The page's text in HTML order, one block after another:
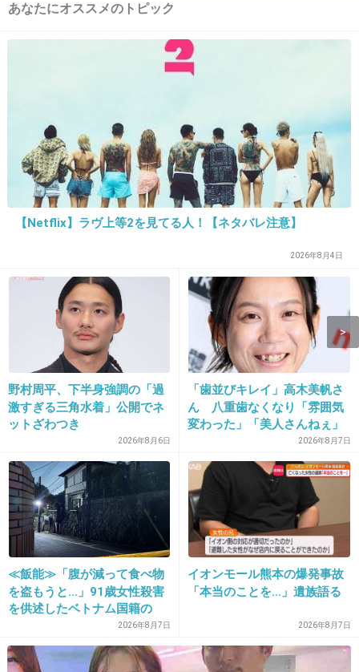
+622
+620 -14
+795
2013/10/10(木) 23:42:00
嘘だ！見たことねぇよ‼
+489 -17
16. 匿名2013/10/10(木) 23:42:01
自分が買うときAKBオタが買い占めて売り切れ
とかふざけんな！
あなたにオススメのトピック
【Netflix】ラヴ上等2を見てる人！【ネタバレ注意】
2026年8月4日
野村周平、下半身強調の「過
激すぎる三角水着」公開でネ
ットざわつき
2026年8月6日
「歯並びキレイ」高木美帆さ
ん 八重歯なくなり「雰囲気
変わった」「美人さんねぇ」
「歯列矯正してるんや」2026年8月7日
≪飯能≫「腹が減って食べ物
を盗もうと…」91歳女性殺害
を供述したベトナム国籍の
男、在留資格なし…奪った車
で“3台追突”の逃走劇
2026年8月7日
イオンモール熊本の爆発事故
「本当のことを…」遺族語る
2026年8月7日